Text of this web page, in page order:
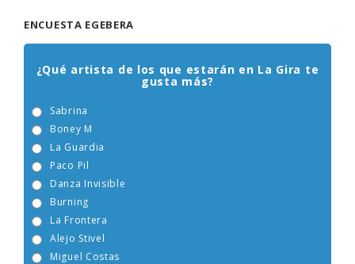
ENCUESTA EGEBERA
¿Qué artista de los que estarán en La Gira te
gusta más?
Sabrina
Boney M
La Guardia
Paco Pil
Danza Invisible
Burning
La Frontera
Alejo Stivel
Miguel Costas